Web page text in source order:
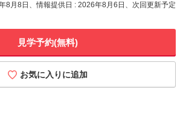
8月8日、情報提供日 : 2026年8月6日、次回更新予定
見学予約(無料)
お気に入りに追加